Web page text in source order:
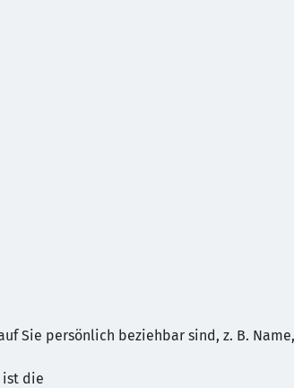
Sie persönlich beziehbar sind, z. B.
ist die